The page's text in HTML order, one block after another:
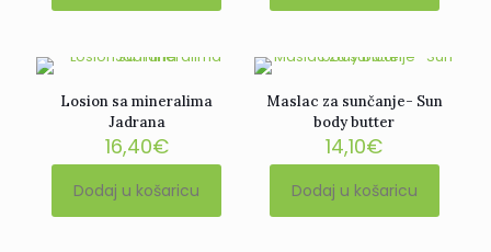
Losion sa mineralima
Jadrana
16,40€
Dodaj u košaricu
Maslac za sunčanje- Sun
body butter
14,10€
Dodaj u košaricu